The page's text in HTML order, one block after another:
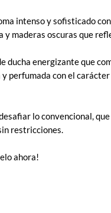
intenso y sofisticado
y maderas oscuras que
ducha energizante que
perfumada con el
lo convencional,
restricciones.
ahora!